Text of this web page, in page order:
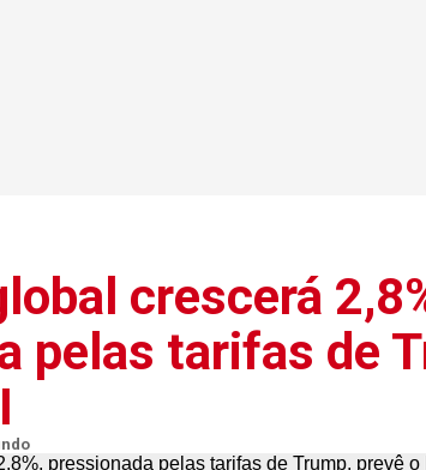
crescerá
pelas tarifas de